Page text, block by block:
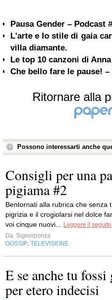
Pausa Gender – Podcast
L'arte e lo stile di gaia
villa diamante.
Le top 10 canzoni di
Che bello fare le pause!
Ritornare alla
Possono interessarti anche
Consigli per una
pigiama #2
Bentornati alla rubrica che senza
pigrizia e il crogiolarsi nel dolce
voi cinque nuovi...
Leggere il seguito
Da Signorponza
GOSSIP TELEVISIONE
E se anche tu fossi
per etero indecisi